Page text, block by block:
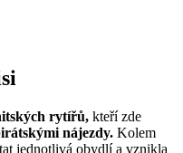
rytířů, kteří zde
nájezdy. Kolem
jednotlivá obydlí a vznikla